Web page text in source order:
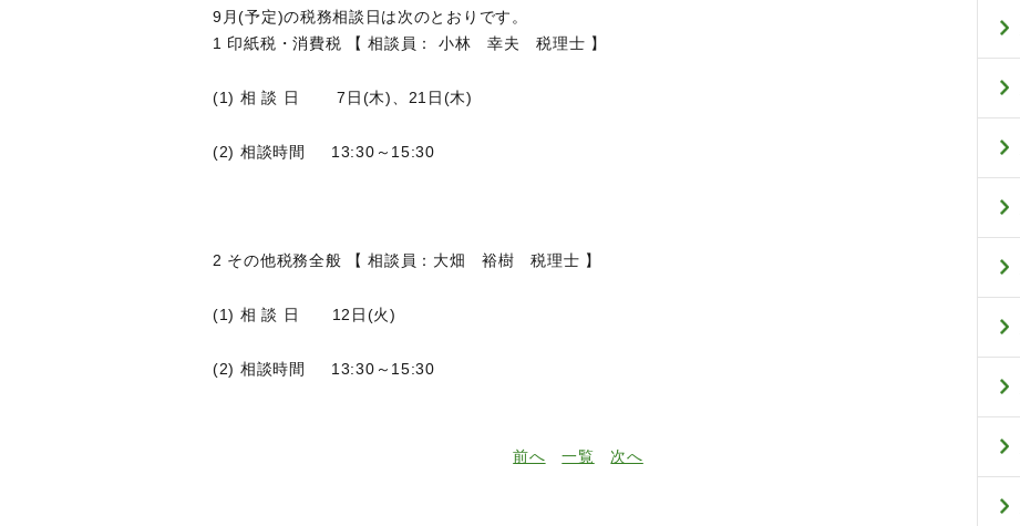
9月(予定)の税務相談日は次のとおりです。
1 印紙税・消費税 【 相談員： 小林 幸夫 税理士 】
(1) 相 談 日 7日(木)、21日(木)
(2) 相談時間 13:30～15:30
2 その他税務全般 【 相談員：大畑 裕樹 税理士 】
(1) 相 談 日 12日(火)
(2) 相談時間 13:30～15:30
前へ 一覧 次へ